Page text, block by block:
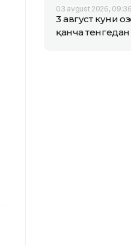
03 avgust 2026, 09:36
3 август куни
қанча